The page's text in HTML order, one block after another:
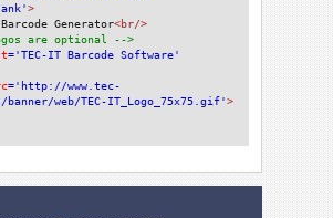
>
Generator<br/>
are optional -->
='TEC-IT Barcode Software'
='http://www.tec-
web/TEC-IT_Logo_75x75.gif'>